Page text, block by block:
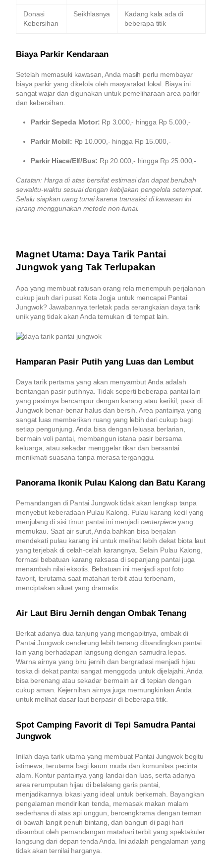
Donasi
Kebersihan
Seikhlasnya
Kadang kala ada di
beberapa titik
Biaya Parkir Kendaraan
Setelah memasuki kawasan, Anda masih perlu membayar
biaya parkir yang dikelola oleh masyarakat lokal. Biaya ini
sangat wajar dan digunakan untuk pemeliharaan area parkir
dan kebersihan.
Parkir Sepeda Motor: Rp 3.000,- hingga Rp 5.000,-
Parkir Mobil: Rp 10.000,- hingga Rp 15.000,-
Parkir Hiace/Elf/Bus: Rp 20.000,- hingga Rp 25.000,-
Catatan: Harga di atas bersifat estimasi dan dapat berubah
sewaktu-waktu sesuai dengan kebijakan pengelola setempat.
Selalu siapkan uang tunai karena transaksi di kawasan ini
jarang menggunakan metode non-tunai.
Magnet Utama: Daya Tarik Pantai
Jungwok yang Tak Terlupakan
Apa yang membuat ratusan orang rela menempuh perjalanan
cukup jauh dari pusat Kota Jogja untuk mencapai Pantai
Jungwok? Jawabannya terletak pada serangkaian daya tarik
unik yang tidak akan Anda temukan di tempat lain.
Hamparan Pasir Putih yang Luas dan Lembut
Daya tarik pertama yang akan menyambut Anda adalah
bentangan pasir putihnya. Tidak seperti beberapa pantai lain
yang pasirnya bercampur dengan karang atau kerikil, pasir di
Jungwok benar-benar halus dan bersih. Area pantainya yang
sangat luas memberikan ruang yang lebih dari cukup bagi
setiap pengunjung. Anda bisa dengan leluasa berlarian,
bermain voli pantai, membangun istana pasir bersama
keluarga, atau sekadar menggelar tikar dan bersantai
menikmati suasana tanpa merasa terganggu.
Panorama Ikonik Pulau Kalong dan Batu Karang
Pemandangan di Pantai Jungwok tidak akan lengkap tanpa
menyebut keberadaan Pulau Kalong. Pulau karang kecil yang
menjulang di sisi timur pantai ini menjadi centerpieceyang
memukau. Saat air surut, Anda bahkan bisa berjalan
mendekati pulau karang ini untuk melihat lebih dekat biota laut
yang terjebak di celah-celah karangnya. Selain Pulau Kalong,
formasi bebatuan karang raksasa di sepanjang pantai juga
menambah nilai eksotis. Bebatuan ini menjadi spot foto
favorit, terutama saat matahari terbit atau terbenam,
menciptakan siluet yang dramatis.
Air Laut Biru Jernih dengan Ombak Tenang
Berkat adanya dua tanjung yang mengapitnya, ombak di
Pantai Jungwok cenderung lebih tenang dibandingkan pantai
lain yang berhadapan langsung dengan samudra lepas.
Warna airnya yang biru jernih dan bergradasi menjadi hijau
toska di dekat pantai sangat menggoda untuk dijelajahi. Anda
bisa berenang atau sekadar bermain air di tepian dengan
cukup aman. Kejernihan airnya juga memungkinkan Anda
untuk melihat dasar laut berpasir di beberapa titik.
Spot Camping Favorit di Tepi Samudra Pantai
Jungwok
Inilah daya tarik utama yang membuat Pantai Jungwok begitu
istimewa, terutama bagi kaum muda dan komunitas pecinta
alam. Kontur pantainya yang landai dan luas, serta adanya
area rerumputan hijau di belakang garis pantai,
menjadikannya lokasi yang ideal untuk berkemah. Bayangkan
pengalaman mendirikan tenda, memasak makan malam
sederhana di atas api unggun, bercengkrama dengan teman
di bawah langit penuh bintang, dan bangun di pagi hari
disambut oleh pemandangan matahari terbit yang spektakuler
langsung dari depan tenda Anda. Ini adalah pengalaman yang
tidak akan ternilai harganya.